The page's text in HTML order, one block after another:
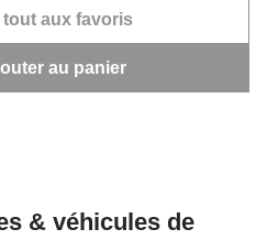
aux favoris
au panier
& véhicules de